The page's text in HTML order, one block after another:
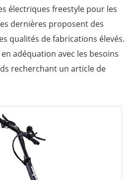
électriques freestyle pour les
dernières proposent des
qualités de fabrications élevés.
adéquation avec les besoins
recherchant un article de